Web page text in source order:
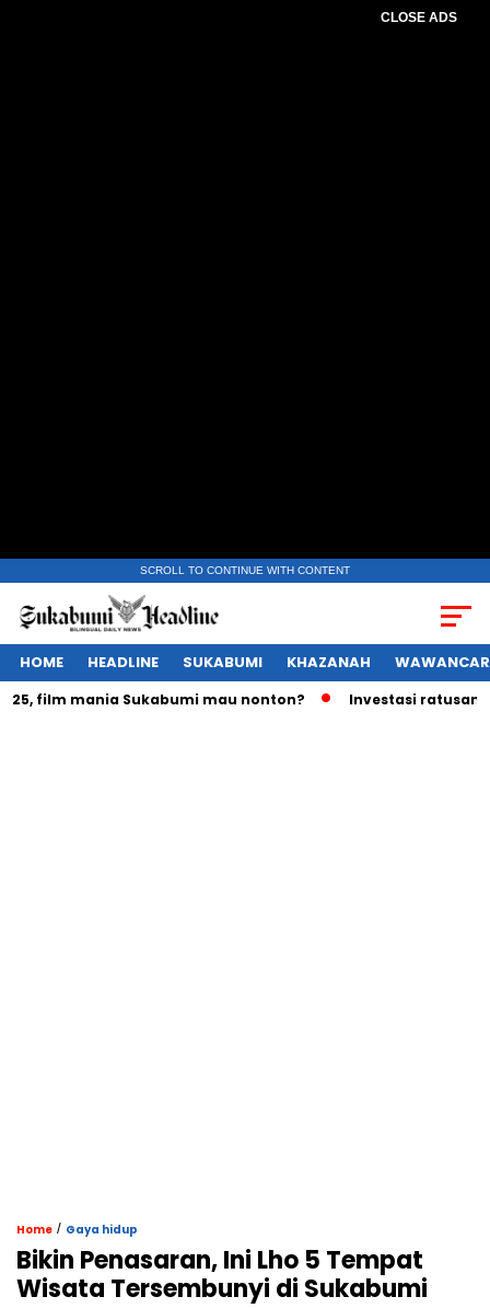
CLOSE ADS
SCROLL TO CONTINUE WITH CONTENT
HOME HEADLINE SUKABUMI KHAZANAH
mania Sukabumi mau nonton? Investasi ratusan triliun
Home / Gaya hidup
Bikin Penasaran, Ini Lho 5 Tempat
Wisata Tersembunyi di Sukabumi